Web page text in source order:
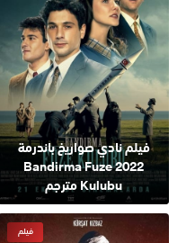
فيلم نادي صواريخ باندرمة
2022 Bandirma Fuze
Kulubu مترجم
فيلم